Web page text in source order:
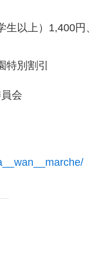
上）1,400円、
別割引
会